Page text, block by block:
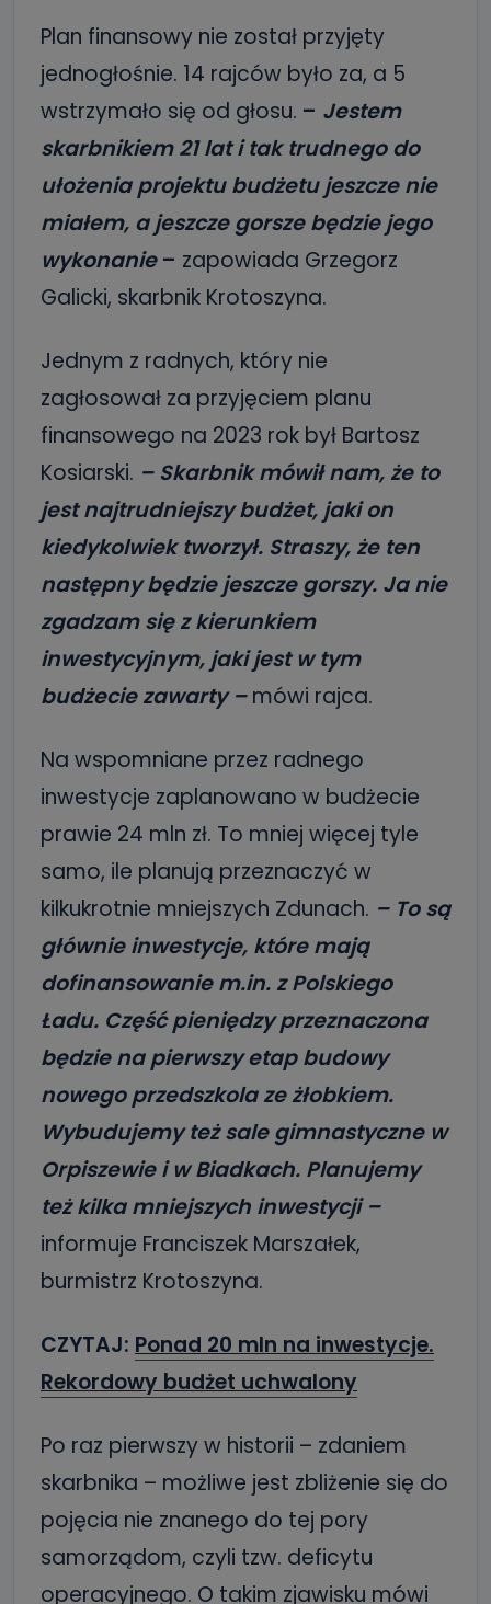
Plan finansowy nie został przyjęty
jednogłośnie. 14 rajców było za, a 5
wstrzymało się od głosu. – Jestem
skarbnikiem 21 lat i tak trudnego do
ułożenia projektu budżetu jeszcze nie
miałem, a jeszcze gorsze będzie jego
wykonanie– zapowiada Grzegorz
Galicki, skarbnik Krotoszyna.
Jednym z radnych, który nie
zagłosował za przyjęciem planu
finansowego na 2023 rok był Bartosz
Kosiarski. – Skarbnik mówił nam, że to
jest najtrudniejszy budżet, jaki on
kiedykolwiek tworzył. Straszy, że ten
następny będzie jeszcze gorszy. Ja nie
zgadzam się z kierunkiem
inwestycyjnym, jaki jest w tym
budżecie zawarty –mówi rajca.
Na wspomniane przez radnego
inwestycje zaplanowano w budżecie
prawie 24 mln zł. To mniej więcej tyle
samo, ile planują przeznaczyć w
kilkukrotnie mniejszych Zdunach. – To są
głównie inwestycje, które mają
dofinansowanie m.in. z Polskiego
Ładu. Część pieniędzy przeznaczona
będzie na pierwszy etap budowy
nowego przedszkola ze żłobkiem.
Wybudujemy też sale gimnastyczne w
Orpiszewie i w Biadkach. Planujemy
też kilka mniejszych inwestycji –
informuje Franciszek Marszałek,
burmistrz Krotoszyna.
CZYTAJ: Ponad 20 mln na inwestycje.
Rekordowy budżet uchwalony
Po raz pierwszy w historii – zdaniem
skarbnika – możliwe jest zbliżenie się do
pojęcia nie znanego do tej pory
samorządom, czyli tzw. deficytu
operacyjnego. O takim zjawisku mówi